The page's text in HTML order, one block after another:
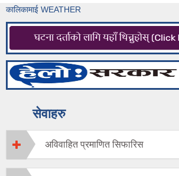
कालिकामाई WEATHER
सेवाहरु
अविवाहित प्रमाणित सिफारिस